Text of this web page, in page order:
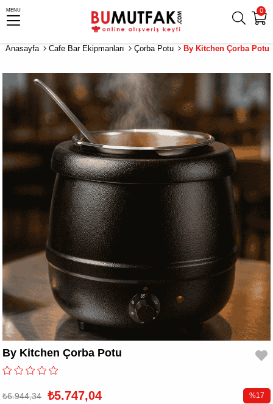
0
MENU
Anasayfa Cafe Bar Ekipmanları Çorba Potu By Kitchen Çorba Potu
By Kitchen Çorba Potu
₺6.944,34 ₺5.747,04 %17